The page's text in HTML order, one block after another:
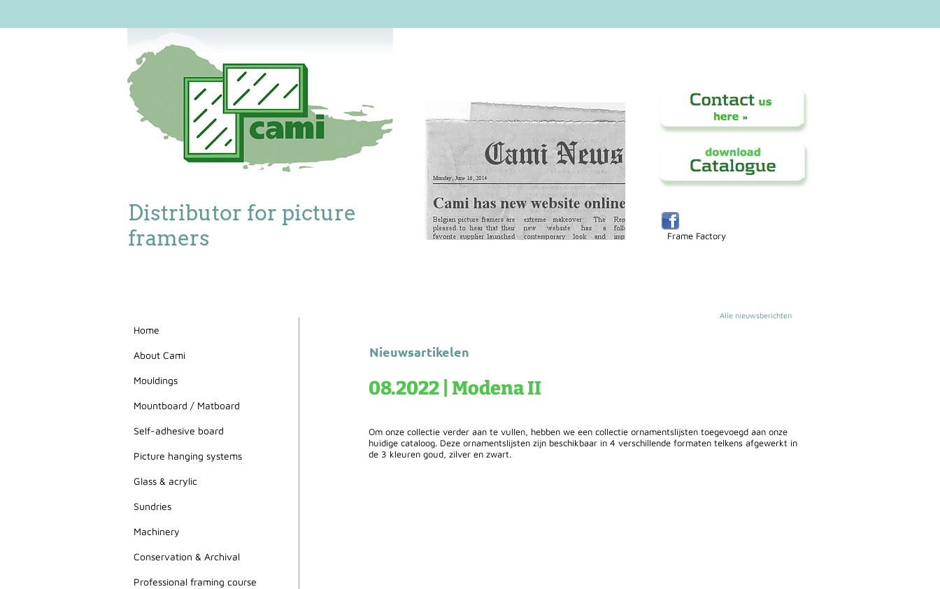
Distributor for picture
framers
Frame Factory
Alle nieuwsberichten
Nieuwsartikelen
08.2022 | Modena II
Om onze collectie verder aan te vullen, hebben we een collectie ornamentslijsten toegevoegd aan onze
huidige cataloog. Deze ornamentslijsten zijn beschikbaar in 4 verschillende formaten telkens afgewerkt in
de 3 kleuren goud, zilver en zwart.
Home
About Cami
Mouldings
Mountboard / Matboard
Self-adhesive board
Picture hanging systems
Glass & acrylic
Sundries
Machinery
Conservation & Archival
Professional framing course